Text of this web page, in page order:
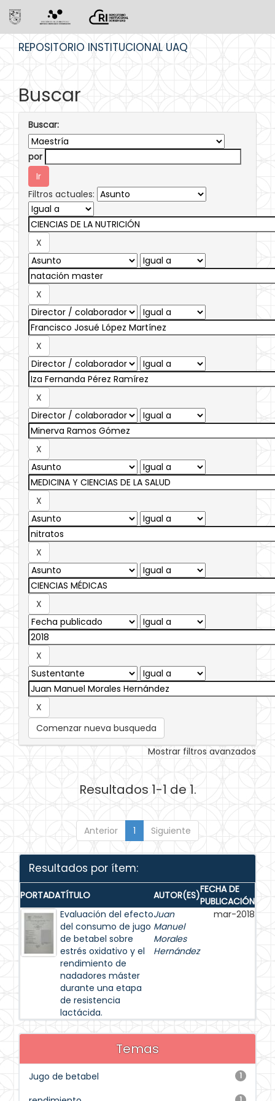
REPOSITORIO INSTITUCIONAL UAQ
Buscar
Buscar:
por
Filtros actuales:
Comenzar nueva busqueda
Mostrar filtros avanzados
Resultados 1-1 de 1.
Anterior 1 Siguiente
Resultados por ítem:
PORTADATÍTULO AUTOR(ES)FECHA DE
PUBLICACIÓN
Evaluación del efecto
del consumo de jugo
de betabel sobre
estrés oxidativo y el
rendimiento de
nadadores máster
durante una etapa
de resistencia
lactácida.
Juan
Manuel
Morales
Hernández
mar-2018
Temas
1
Jugo de betabel